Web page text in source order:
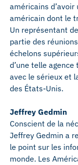
américains
américain dont le
Un représentant
partie des
échelons
d’une telle
avec le sérieux et
des États-Unis.
Jeffrey Gedmin
Conscient de la
Jeffrey Gedmin a
le point sur les
monde. Les